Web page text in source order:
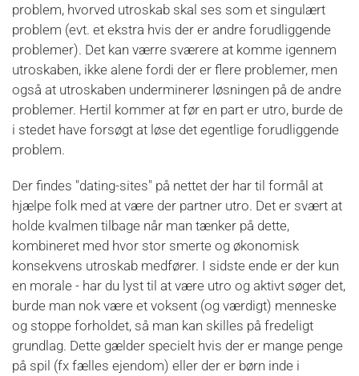
problem, hvorved utroskab skal ses som et singulært
problem (evt. et ekstra hvis der er andre forudliggende
problemer). Det kan værre sværere at komme igennem
utroskaben, ikke alene fordi der er flere problemer, men
også at utroskaben underminerer løsningen på de andre
problemer. Hertil kommer at før en part er utro, burde de
i stedet have forsøgt at løse det egentlige forudliggende
problem.
Der findes "dating-sites" på nettet der har til formål at
hjælpe folk med at være der partner utro. Det er svært at
holde kvalmen tilbage når man tænker på dette,
kombineret med hvor stor smerte og økonomisk
konsekvens utroskab medfører. I sidste ende er der kun
en morale - har du lyst til at være utro og aktivt søger det,
burde man nok være et voksent (og værdigt) menneske
og stoppe forholdet, så man kan skilles på fredeligt
grundlag. Dette gælder specielt hvis der er mange penge
på spil (fx fælles ejendom) eller der er børn inde i